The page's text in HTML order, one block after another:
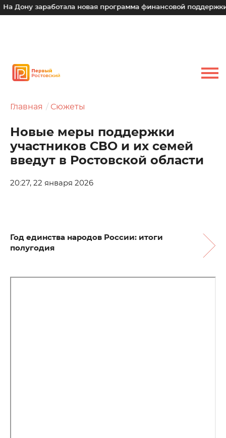
заработала новая программа финансовой поддержки для
Главная Сюжеты
Новые меры поддержки
участников СВО и их семей
введут в Ростовской области
20:27, 22 января 2026
Год единства народов России: итоги
полугодия